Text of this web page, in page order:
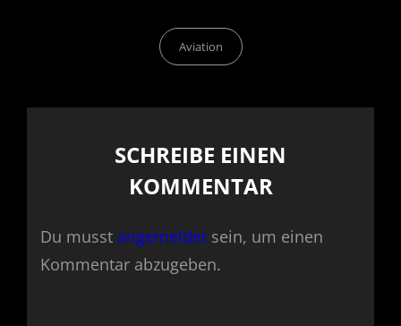
Categories
Aviation
SCHREIBE EINEN
KOMMENTAR
Du musst angemeldet sein, um einen
Kommentar abzugeben.